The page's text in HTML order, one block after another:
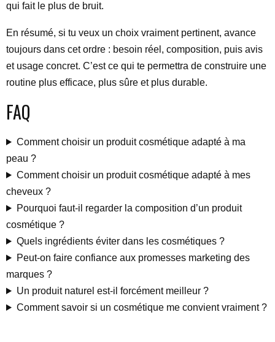
qui fait le plus de bruit.
En résumé, si tu veux un choix vraiment pertinent, avance
toujours dans cet ordre : besoin réel, composition, puis avis
et usage concret. C’est ce qui te permettra de construire une
routine plus efficace, plus sûre et plus durable.
FAQ
Comment choisir un produit cosmétique adapté à ma
peau ?
Comment choisir un produit cosmétique adapté à mes
cheveux ?
Pourquoi faut-il regarder la composition d’un produit
cosmétique ?
Quels ingrédients éviter dans les cosmétiques ?
Peut-on faire confiance aux promesses marketing des
marques ?
Un produit naturel est-il forcément meilleur ?
Comment savoir si un cosmétique me convient vraiment ?